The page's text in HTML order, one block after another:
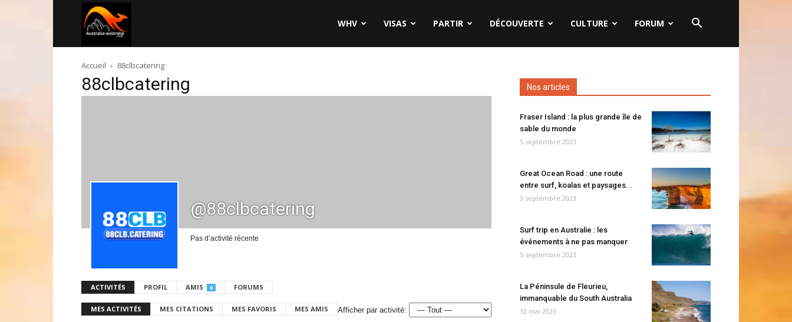
australie.com
WHV VISAS PARTIR DÉCOUVERTE CULTURE FORUM
Accueil 88clbcatering
88clbcatering
@88clbcatering
Pas d’activité récente
ACTIVITÉS PROFIL AMIS 0 FORUMS
MES ACTIVITÉS MES CITATIONS MES FAVORIS MES AMIS Afficher par activité:
Nos articles
Fraser Island : la plus grande île de
sable du monde
5 septembre 2023
Great Ocean Road : une route
entre surf, koalas et paysages...
5 septembre 2023
Surf trip en Australie : les
événements à ne pas manquer
5 septembre 2023
La Péninsule de Fleurieu,
immanquable du South Australia
12 mai 2023